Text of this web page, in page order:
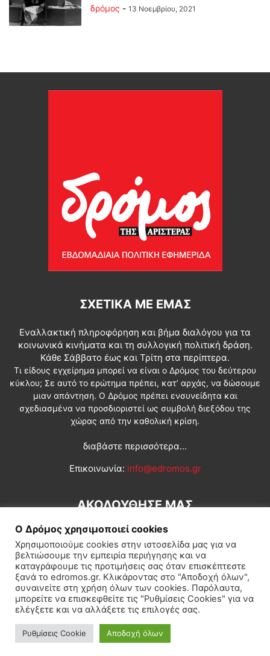
δρόμος - 13 Νοεμβρίου, 2021
ΣΧΕΤΙΚΆ ΜΕ ΕΜΆΣ
Εναλλακτική πληροφόρηση και βήμα διαλόγου για τα
κοινωνικά κινήματα και τη συλλογική πολιτική δράση.
Κάθε Σάββατο έως και Τρίτη στα περίπτερα.
Τι είδους εγχείρημα μπορεί να είναι ο Δρόμος του δεύτερου
κύκλου; Σε αυτό το ερώτημα πρέπει, κατ’ αρχάς, να δώσουμε
μιαν απάντηση. Ο Δρόμος πρέπει ενσυνείδητα και
σχεδιασμένα να προσδιοριστεί ως συμβολή διεξόδου της
χώρας από την καθολική κρίση.
διαβάστε περισσότερα...
Επικοινωνία: info@edromos.gr
ΑΚΟΛΟΥΘΗΣΕ ΜΑΣ
Εγγραφή συνδρομητή Πολιτική Διεθνή Κοινωνία
Πολιτισμός Αφιερώματα
© Δρόμος της Αριστεράς
Ο Δρόμος χρησιμοποιεί cookies
Χρησιμοποιούμε cookies στην ιστοσελίδα μας για να
βελτιώσουμε την εμπειρία περιήγησης και να
καταγράφουμε τις προτιμήσεις σας όταν επισκέπτεστε
ξανά το edromos.gr. Κλικάροντας στο "Αποδοχή όλων",
συναινείτε στη χρήση όλων των cookies. Παρόλαυτα,
μπορείτε να επισκεφθείτε τις "Ρυθμίσεις Cookies" για να
ελέγξετε και να αλλάξετε τις επιλογές σας.
Ρυθμίσεις Cookie Αποδοχή όλων